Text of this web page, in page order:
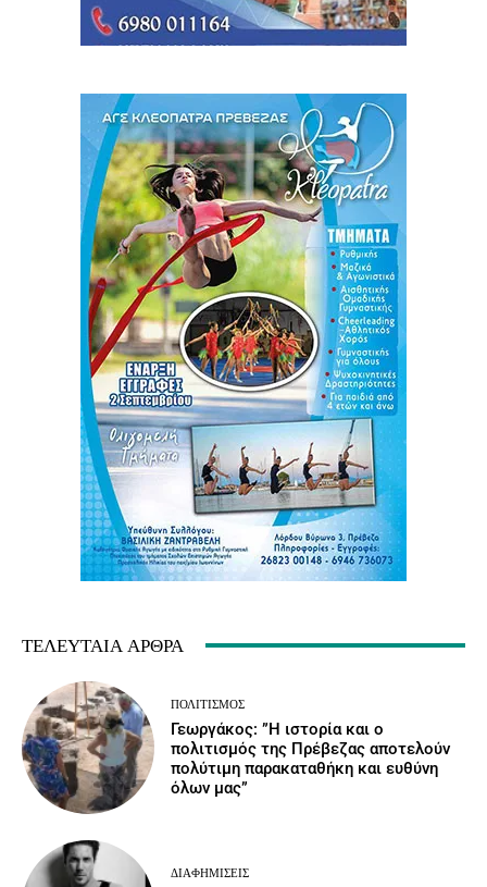
ΤΕΛΕΥΤΑΊΑ ΆΡΘΡΑ
ΠΟΛΙΤΙΣΜΌΣ
Γεωργάκος: ”Η ιστορία και ο
πολιτισμός της Πρέβεζας αποτελούν
πολύτιμη παρακαταθήκη και ευθύνη
όλων μας”
ΔΙΑΦΗΜΊΣΕΙΣ